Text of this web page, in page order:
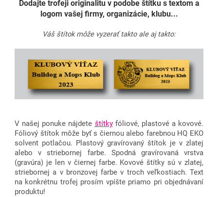
Dodajte trofeji originalitu v podobe štítku s textom a
logom vašej firmy, organizácie, klubu...
Váš štítok môže vyzerať takto ale aj takto:
V našej ponuke nájdete štítkyfóliové, plastové a kovové.
Fóliový štítok môže byť s čiernou alebo farebnou HQ EKO
solvent potlačou. Plastový gravírovaný štítok je v zlatej
alebo v striebornej farbe. Spodná gravírovaná vrstva
(gravúra) je len v čiernej farbe. Kovové štítky sú v zlatej,
striebornej a v bronzovej farbe v troch veľkostiach. Text
na konkrétnu trofej prosím vpíšte priamo pri objednávaní
produktu!